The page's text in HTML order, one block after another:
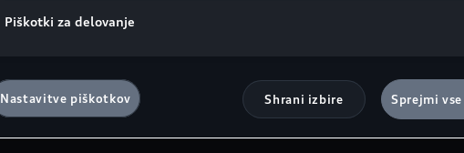
Piškotki za delovanje
Nastavitve piškotkov Shrani izbire Sprejmi